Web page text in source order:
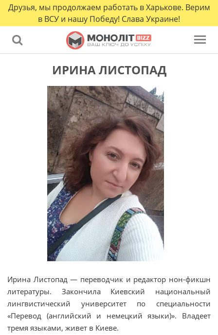
Друзья, мы продолжаем работать в Харькове. Верим
в ВСУ и нашу Победу! Слава Украине!
ИРИНА ЛИСТОПАД
Ирина Листопад — переводчик и редактор нон-фикшн
литературы. Закончила Киевский национальный
лингвистический университет по специальности
«Перевод (английский и немецкий языки)». Владеет
тремя языками, живет в Киеве.